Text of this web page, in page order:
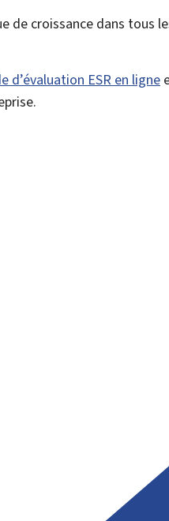
de croissance dans
d’évaluation ESR en ligne